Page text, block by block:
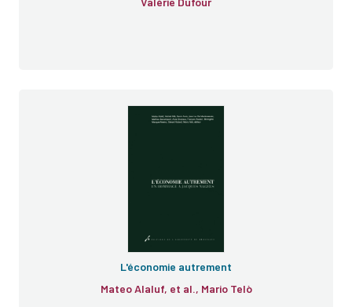
L'économie autrement
Mateo Alaluf, et al., Mario Telò